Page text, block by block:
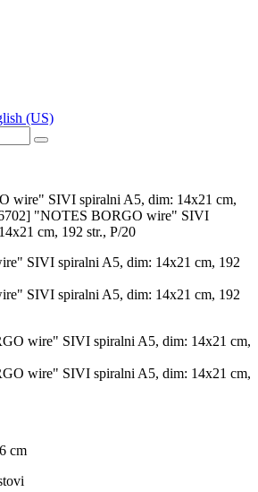
(US)
wire" SIVI spiralni A5, dim: 14x21 cm,
"NOTES BORGO wire" SIVI
cm, 192 str., P/20
cm